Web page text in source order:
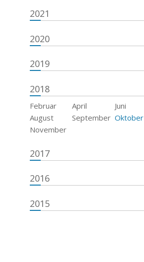
2021
2020
2019
2018
Februar April
Juni
August
September Oktober
November
2017
2016
2015